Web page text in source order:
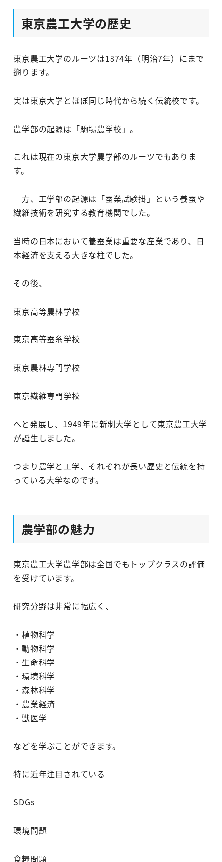
東京農工大学の歴史
東京農工大学のルーツは1874年（明治7年）にまで
遡ります。
実は東京大学とほぼ同じ時代から続く伝統校です。
農学部の起源は「駒場農学校」。
これは現在の東京大学農学部のルーツでもありま
す。
一方、工学部の起源は「蚕業試験掛」という養蚕や
繊維技術を研究する教育機関でした。
当時の日本において養蚕業は重要な産業であり、日
本経済を支える大きな柱でした。
その後、
東京高等農林学校
東京高等蚕糸学校
東京農林専門学校
東京繊維専門学校
へと発展し、1949年に新制大学として東京農工大学
が誕生しました。
つまり農学と工学、それぞれが長い歴史と伝統を持
っている大学なのです。
農学部の魅力
東京農工大学農学部は全国でもトップクラスの評価
を受けています。
研究分野は非常に幅広く、
・植物科学
・動物科学
・生命科学
・環境科学
・森林科学
・農業経済
・獣医学
などを学ぶことができます。
特に近年注目されている
SDGs
環境問題
食糧問題